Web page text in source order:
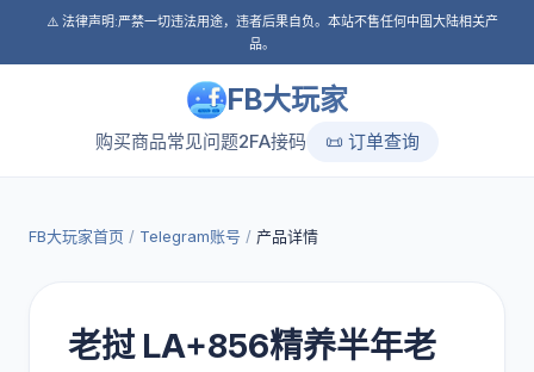
⚠️ 法律声明:严禁一切违法用途，违者后果自负。本站不售任何中国大陆相关产
品。
FB大玩家
购买商品常见问题2FA接码 📜 订单查询
FB大玩家首页 / Telegram账号 / 产品详情
老挝 LA+856精养半年老